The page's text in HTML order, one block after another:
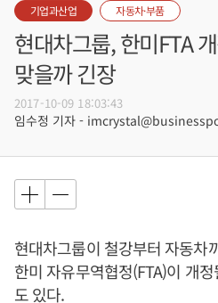
기업과산업 자동차·부품
현대차그룹, 한미FTA
맞을까 긴장
2017-10-09 18:03:43
임수정 기자 -
현대차그룹이 철강부터 자동차
한미 자유무역협정(FTA)이 개
도 있다.